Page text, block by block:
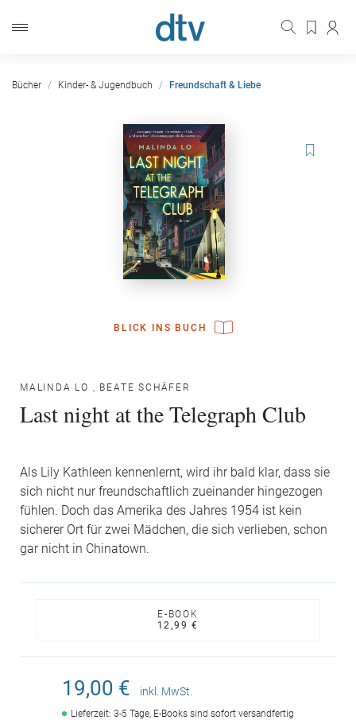
Bücher Kinder- & Jugendbuch Freundschaft & Liebe
BLICK INS BUCH
MALINDA LO , BEATE SCHÄFER
Last night at the Telegraph Club
Als Lily Kathleen kennenlernt, wird ihr bald klar, dass sie
sich nicht nur freundschaftlich zueinander hingezogen
fühlen. Doch das Amerika des Jahres 1954 ist kein
sicherer Ort für zwei Mädchen, die sich verlieben, schon
gar nicht in Chinatown.
E-BOOK
12,99 €
19,00 € inkl. MwSt.
Lieferzeit: 3-5 Tage, E-Books sind sofort versandfertig